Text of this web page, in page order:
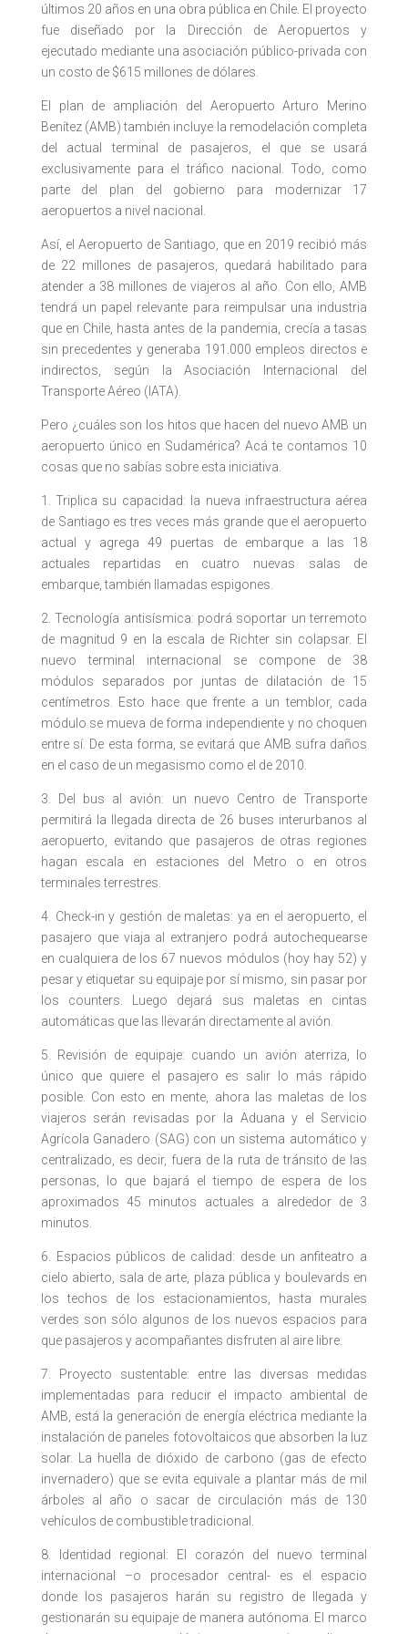
últimos 20 años en una obra pública en Chile. El proyecto
fue diseñado por la Dirección de Aeropuertos y
ejecutado mediante una asociación público-privada con
un costo de $615 millones de dólares.
El plan de ampliación del Aeropuerto Arturo Merino
Benítez (AMB) también incluye la remodelación completa
del actual terminal de pasajeros, el que se usará
exclusivamente para el tráfico nacional. Todo, como
parte del plan del gobierno para modernizar 17
aeropuertos a nivel nacional.
Así, el Aeropuerto de Santiago, que en 2019 recibió más
de 22 millones de pasajeros, quedará habilitado para
atender a 38 millones de viajeros al año. Con ello, AMB
tendrá un papel relevante para reimpulsar una industria
que en Chile, hasta antes de la pandemia, crecía a tasas
sin precedentes y generaba 191.000 empleos directos e
indirectos, según la Asociación Internacional del
Transporte Aéreo (IATA).
Pero ¿cuáles son los hitos que hacen del nuevo AMB un
aeropuerto único en Sudamérica? Acá te contamos 10
cosas que no sabías sobre esta iniciativa.
1. Triplica su capacidad: la nueva infraestructura aérea
de Santiago es tres veces más grande que el aeropuerto
actual y agrega 49 puertas de embarque a las 18
actuales repartidas en cuatro nuevas salas de
embarque, también llamadas espigones.
2. Tecnología antisísmica: podrá soportar un terremoto
de magnitud 9 en la escala de Richter sin colapsar. El
nuevo terminal internacional se compone de 38
módulos separados por juntas de dilatación de 15
centímetros. Esto hace que frente a un temblor, cada
módulo se mueva de forma independiente y no choquen
entre sí. De esta forma, se evitará que AMB sufra daños
en el caso de un megasismo como el de 2010.
3. Del bus al avión: un nuevo Centro de Transporte
permitirá la llegada directa de 26 buses interurbanos al
aeropuerto, evitando que pasajeros de otras regiones
hagan escala en estaciones del Metro o en otros
terminales terrestres.
4. Check-in y gestión de maletas: ya en el aeropuerto, el
pasajero que viaja al extranjero podrá autochequearse
en cualquiera de los 67 nuevos módulos (hoy hay 52) y
pesar y etiquetar su equipaje por sí mismo, sin pasar por
los counters. Luego dejará sus maletas en cintas
automáticas que las llevarán directamente al avión.
5. Revisión de equipaje: cuando un avión aterriza, lo
único que quiere el pasajero es salir lo más rápido
posible. Con esto en mente, ahora las maletas de los
viajeros serán revisadas por la Aduana y el Servicio
Agrícola Ganadero (SAG) con un sistema automático y
centralizado, es decir, fuera de la ruta de tránsito de las
personas, lo que bajará el tiempo de espera de los
aproximados 45 minutos actuales a alrededor de 3
minutos.
6. Espacios públicos de calidad: desde un anfiteatro a
cielo abierto, sala de arte, plaza pública y boulevards en
los techos de los estacionamientos, hasta murales
verdes son sólo algunos de los nuevos espacios para
que pasajeros y acompañantes disfruten al aire libre.
7. Proyecto sustentable: entre las diversas medidas
implementadas para reducir el impacto ambiental de
AMB, está la generación de energía eléctrica mediante la
instalación de paneles fotovoltaicos que absorben la luz
solar. La huella de dióxido de carbono (gas de efecto
invernadero) que se evita equivale a plantar más de mil
árboles al año o sacar de circulación más de 130
vehículos de combustible tradicional.
8. Identidad regional: El corazón del nuevo terminal
internacional –o procesador central- es el espacio
donde los pasajeros harán su registro de llegada y
gestionarán su equipaje de manera autónoma. El marco